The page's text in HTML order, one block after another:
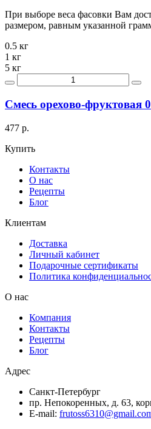
При выборе веса фасовки Вам
размером, равным указанной
0.5 кг
1 кг
5 кг
Смесь орехово-фруктовая
477 р.
Купить
Контакты
О нас
Рецепты
Блог
Клиентам
Доставка
Личный кабинет
Подарочные сертификаты
Политика
О нас
Компания
Контакты
Рецепты
Блог
Адрес
Санкт-Петербург
пр. Непокоренных, д. 63,
E-mail: